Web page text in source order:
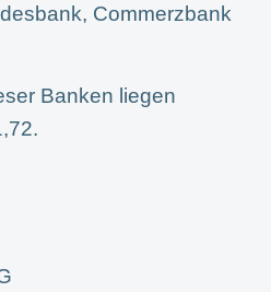
Commerzbank
Banken liegen